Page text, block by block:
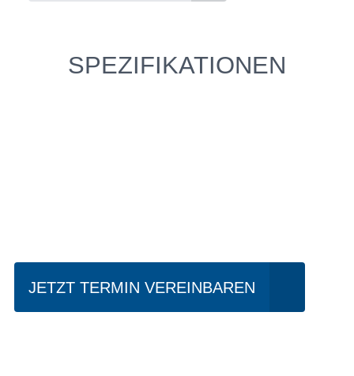
SPEZIFIKATIONEN
JETZT TERMIN VEREINBAREN